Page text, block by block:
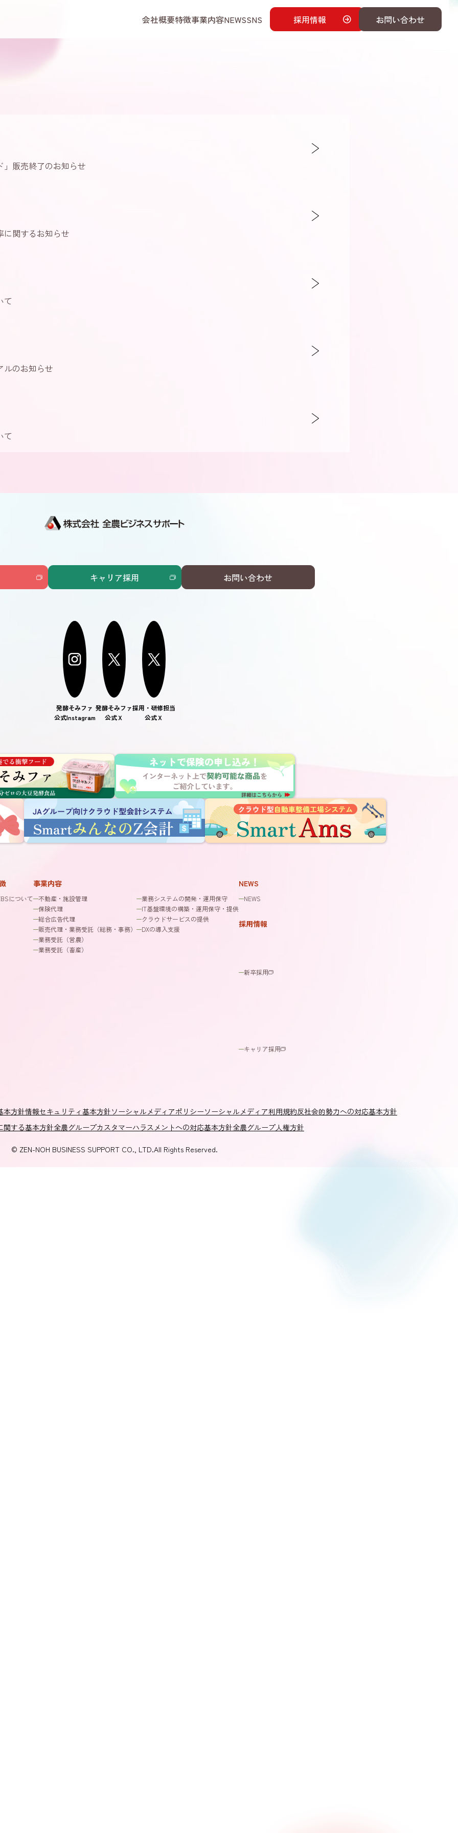
会社概要特徴事業内容NEWSSNS 採用情報 お問い合わせ
販売終了のお知らせ
に関するお知らせ
て
ルのお知らせ
て
キャリア採用 お問い合わせ
発酵そみファ
公式Instagram
発酵そみファ
公式Ｘ
採用・研修担当
公式Ｘ
について
事業内容
不動産・施設管理
保険代理
総合広告代理
販売代理・業務受託（総務・事務）
業務受託（営農）
業務受託（畜産）
業務システムの開発・運用保守
IT基盤環境の構築・運用保守・提供
クラウドサービスの提供
DXの導入支援
NEWS
NEWS
採用情報
新卒採用
キャリア採用
本方針情報セキュリティ基本方針ソーシャルメディアポリシーソーシャルメディア利用規約反社会的勢力への対応基本方針
関する基本方針全農グループカスタマーハラスメントへの対応基本方針全農グループ人権方針
© ZEN-NOH BUSINESS SUPPORT CO., LTD.All Rights Reserved.